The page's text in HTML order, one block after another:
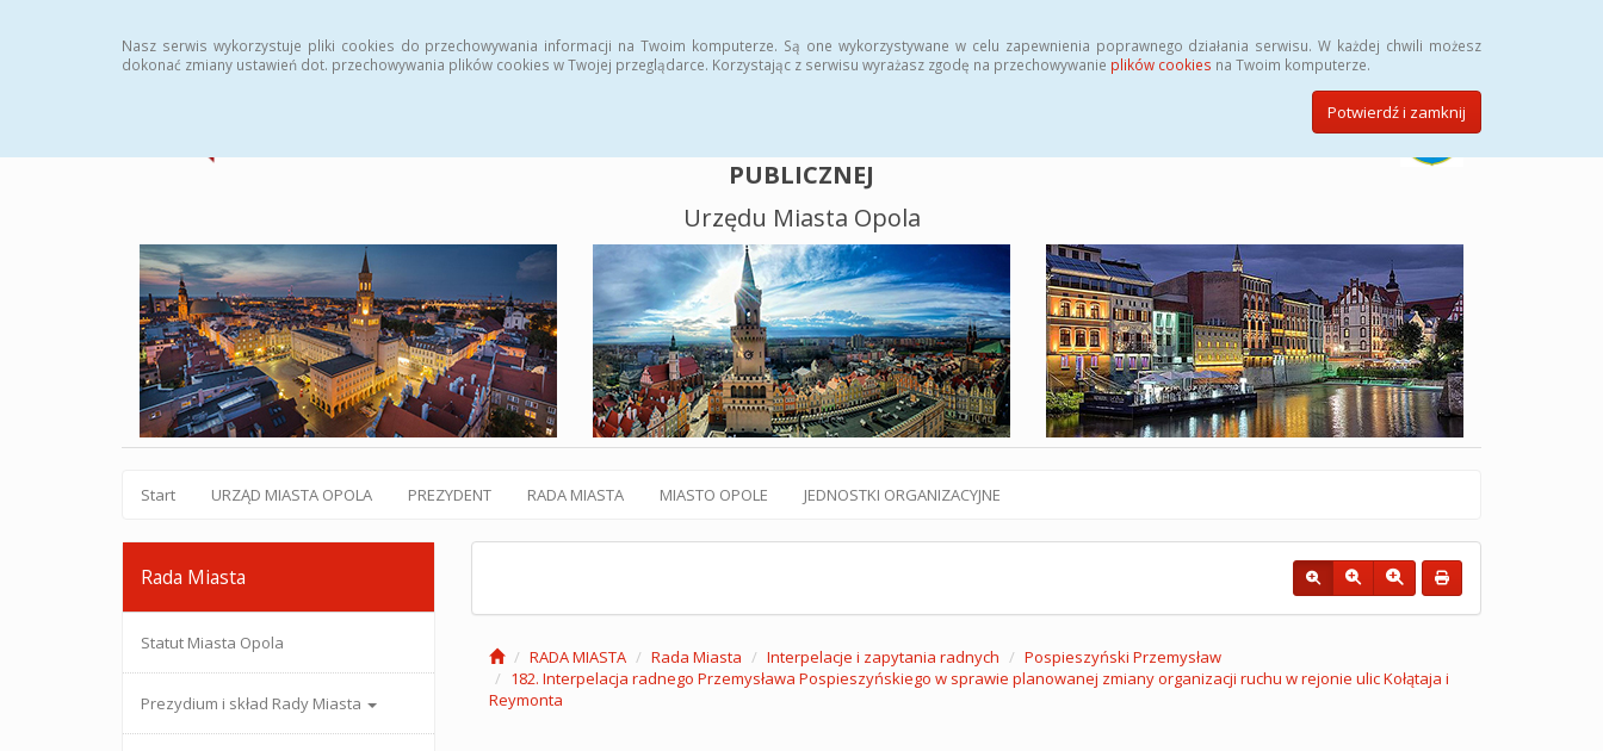
Nasz serwis wykorzystuje pliki cookies do przechowywania informacji na Twoim komputerze. Są one wykorzystywane w celu zapewnienia poprawnego działania serwisu. W każdej chwili możesz
dokonać zmiany ustawień dot. przechowywania plików cookies w Twojej przeglądarce. Korzystając z serwisu wyrażasz zgodę na przechowywanie plików cookies na Twoim komputerze.
Potwierdź i zamknij
PUBLICZNEJ
Urzędu Miasta Opola
Start URZĄD MIASTA OPOLA PREZYDENT RADA MIASTA MIASTO OPOLE JEDNOSTKI ORGANIZACYJNE
Rada Miasta
Statut Miasta Opola
Prezydium i skład Rady Miasta
RADA MIASTA Rada Miasta Interpelacje i zapytania radnych
Pospieszyński Przemysław
182. Interpelacja radnego Przemysława Pospieszyńskiego w sprawie planowanej zmiany organizacji ruchu w rejonie ulic Kołątaja i
Reymonta